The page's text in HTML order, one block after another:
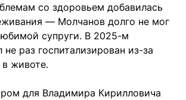
со здоровьем добавилась
— Молчанов долго не мог
супруги. В 2025-м
не раз госпитализирован из-за
животе.
для Владимира Кирилловича